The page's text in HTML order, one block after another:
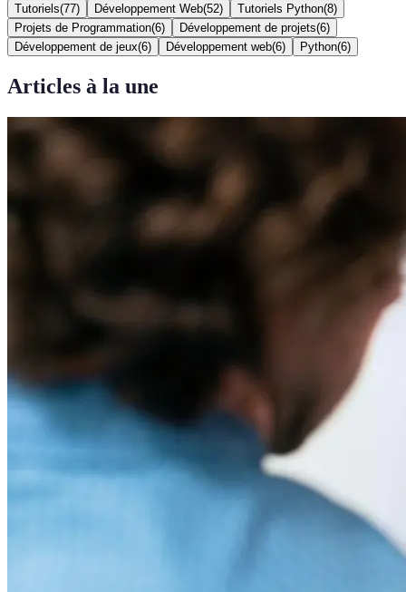
Tutoriels(77) Développement Web(52) Tutoriels Python(8)
Projets de Programmation(6) Développement de projets(6)
Développement de jeux(6) Développement web(6) Python(6)
Articles à la une